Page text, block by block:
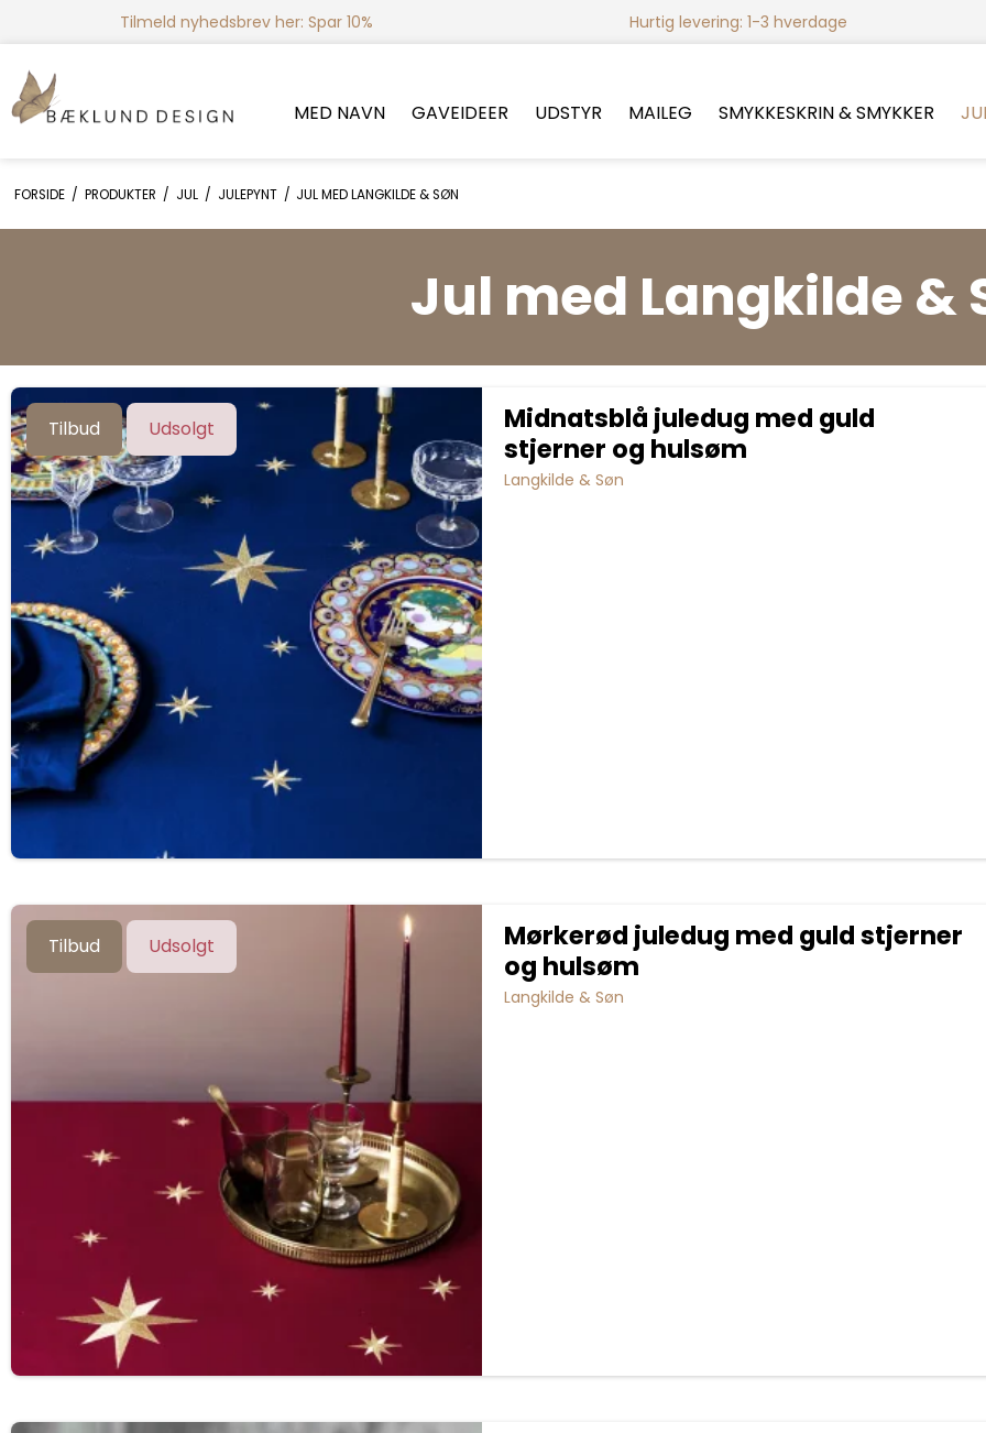
Tilmeld nyhedsbrev her: Spar 10% Hurtig levering: 1-3 hverdage
MED NAVN GAVEIDEER UDSTYR MAILEG SMYKKESKRIN & SMYKKER
FORSIDE / PRODUKTER / JUL / JULEPYNT / JUL MED LANGKILDE & SØN
Jul med Langkilde &
Tilbud Udsolgt
Midnatsblå juledug med guld
stjerner og hulsøm
Langkilde & Søn
Tilbud Udsolgt
Mørkerød juledug med guld stjerner
og hulsøm
Langkilde & Søn